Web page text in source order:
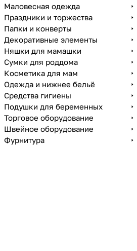
Маловесная одежда
Праздники и торжества
Папки и конверты
Декоративные элементы
Няшки для мамашки
Сумки для роддома
Косметика для мам
Одежда и нижнее бельё
Средства гигиены
Подушки для беременных
Торговое оборудование
Швейное оборудование
Фурнитура